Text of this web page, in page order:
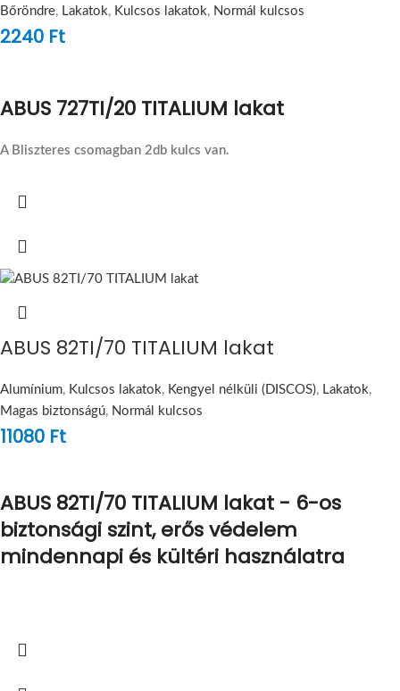
Bőröndre, Lakatok, Kulcsos lakatok, Normál kulcsos
2240 Ft
ABUS 727TI/20 TITALIUM lakat
A Bliszteres csomagban 2db kulcs van.
ABUS 82TI/70 TITALIUM lakat
Alumínium, Kulcsos lakatok, Kengyel nélküli (DISCOS), Lakatok,
Magas biztonságú, Normál kulcsos
11080 Ft
ABUS 82TI/70 TITALIUM lakat - 6-os
biztonsági szint, erős védelem
mindennapi és kültéri használatra